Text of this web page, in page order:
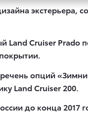
экстерьера,
Land Cruiser Prado
опций
Land Cruiser 200.
до конца 2017